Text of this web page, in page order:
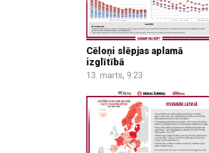
Cēloņi slēpjas aplamā
izglītībā
13. marts, 9:23